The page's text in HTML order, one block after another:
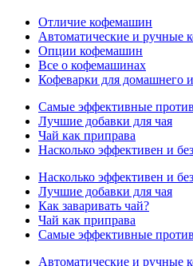
Отличие кофемашин
Автоматические и ручные
Опции кофемашин
Все о кофемашинах
Кофеварки для домашнего
Самые эффективные
Лучшие добавки для чая
Чай как приправа
Насколько эффективен и
Насколько эффективен и
Лучшие добавки для чая
Как заваривать чай?
Чай как приправа
Самые эффективные
Автоматические и ручные